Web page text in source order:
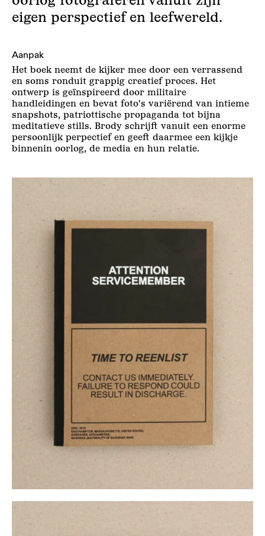
eigen perspectief en leefwereld.
Aanpak
Het boek neemt de kijker mee door een verrassend
en soms ronduit grappig creatief proces. Het
ontwerp is geïnspireerd door militaire
handleidingen en bevat foto's variërend van intieme
snapshots, patriottische propaganda tot bijna
meditatieve stills. Brody schrijft vanuit een enorme
persoonlijk perpectief en geeft daarmee een kijkje
binnenin oorlog, de media en hun relatie.